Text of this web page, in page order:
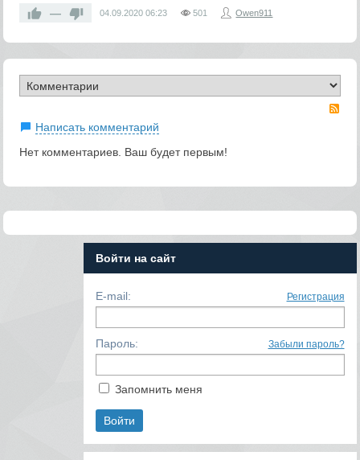
— 04.09.2020 06:23 501 Owen911
Написать комментарий
Нет комментариев. Ваш будет первым!
Войти на сайт
E-mail: Регистрация
Пароль: Забыли пароль?
Запомнить меня